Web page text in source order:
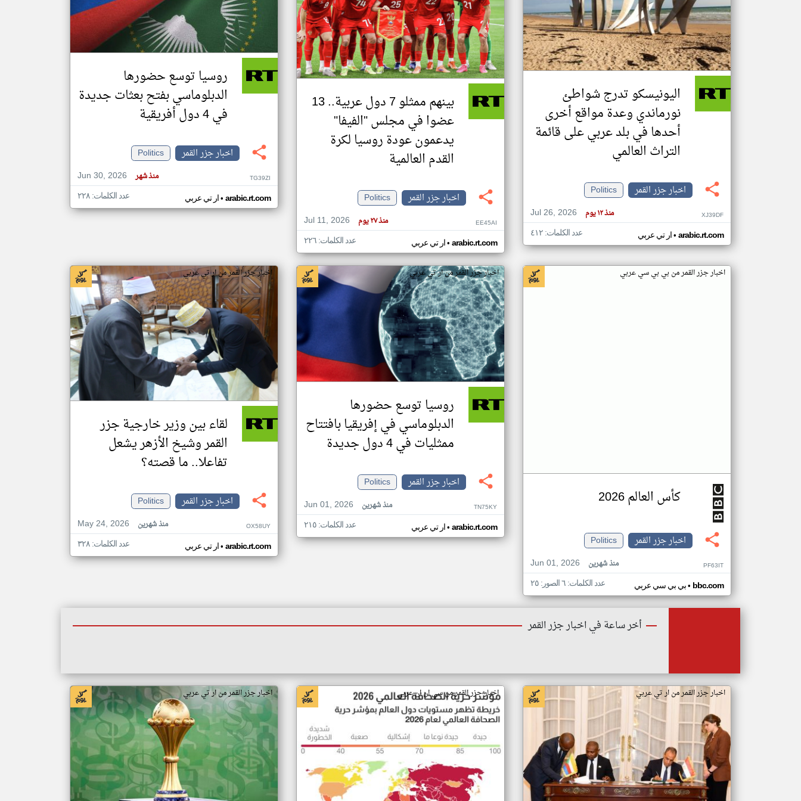
تغيير الدولة
اخبار جزر القمر على مدار الساعة
أهم اخبار جزر القمر العاجلة والمباشرة
اليونيسكو تدرج شواطئ
نورماندي وعدة مواقع أخرى
أحدها في بلد عربي على قائمة
التراث العالمي
اخبار جزر القمر
Politics
Jul 26, 2026
منذ ١٢ يوم XJ39DF
ار تي عربي• arabic.rt.com عدد الكلمات: ٤١٢
بينهم ممثلو 7 دول عربية.. 13
عضوا في مجلس "الفيفا"
يدعمون عودة روسيا لكرة
القدم العالمية
اخبار جزر القمر
Politics
Jul 11, 2026
منذ ٢٧ يوم EE45AI
ار تي عربي• arabic.rt.com عدد الكلمات: ٢٢٦
روسيا توسع حضورها
الدبلوماسي بفتح بعثات جديدة
في 4 دول أفريقية
اخبار جزر القمر
Politics
Jun 30, 2026
منذ شهر TG39ZI
ار تي عربي• arabic.rt.com عدد الكلمات: ٢٢٨
اخبار جزر القمر من بي بي سي عربي
كأس العالم 2026
اخبار جزر القمر
Politics
Jun 01, 2026
منذ شهرين PF63IT
بي بي سي عربي• bbc.com عدد الكلمات: ٦ الصور: ٢٥
اخبار جزر القمر من ار تي عربي
روسيا توسع حضورها
الدبلوماسي في إفريقيا بافتتاح
ممثليات في 4 دول جديدة
اخبار جزر القمر
Politics
Jun 01, 2026
منذ شهرين TN75KY
ار تي عربي• arabic.rt.com عدد الكلمات: ٢١٥
اخبار جزر القمر من ار تي عربي
لقاء بين وزير خارجية جزر
القمر وشيخ الأزهر يشعل
تفاعلا.. ما قصته؟
اخبار جزر القمر
Politics
May 24, 2026
منذ شهرين OX58UY
ار تي عربي• arabic.rt.com عدد الكلمات: ٣٢٨
أخر ساعة في اخبار جزر القمر
اخبار جزر القمر من ار تي عربي اخبار جزر القمر من سي ان ان عربي اخبار جزر القمر من ار تي عربي
klyoum.com